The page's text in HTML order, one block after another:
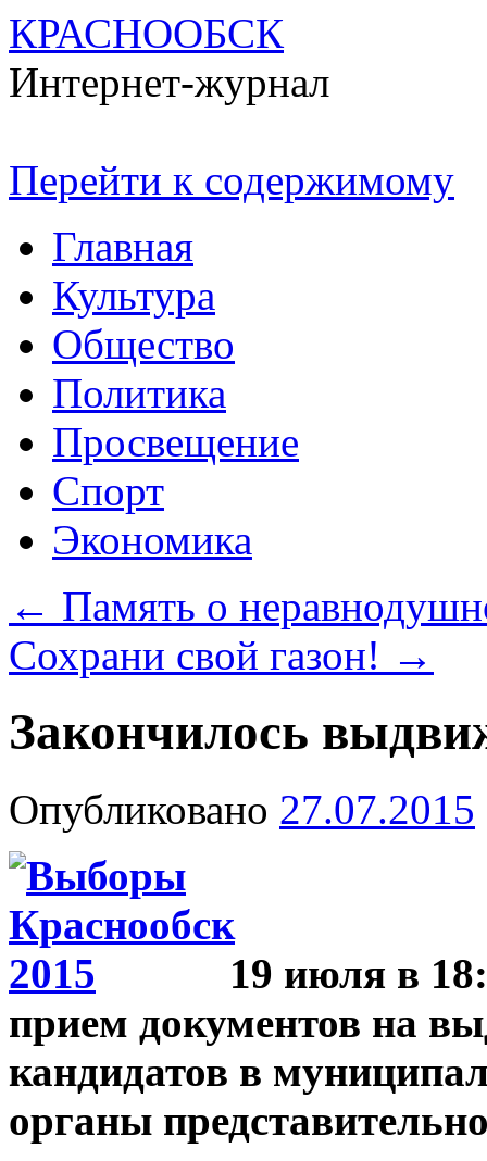
КРАСНООБСК
Интернет-журнал
Перейти к содержимому
Главная
Культура
Общество
Политика
Просвещение
Спорт
Экономика
← Память о
Сохрани свой газон! →
Закончилось
Опубликовано 27.07.2015
19 июля в
прием документов на
кандидатов в
органы